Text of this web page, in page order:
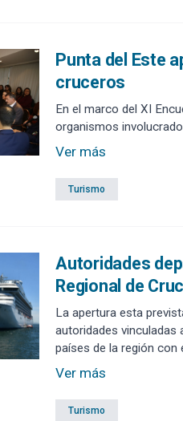
Punta del Este
cruceros
En el marco del XI
organismos
Ver más
Turismo
Autoridades
Regional de
La apertura esta
autoridades
países de la región
plantea el actual
Ver más
Turismo